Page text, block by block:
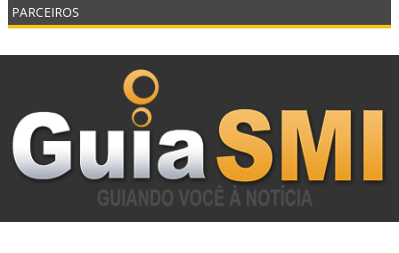
PARCEIROS